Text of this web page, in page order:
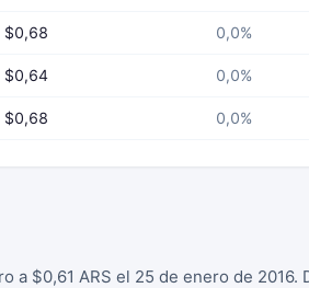
$0,68 0,0%
$0,64 0,0%
$0,68 0,0%
a $0,61 ARS el 25 de enero de